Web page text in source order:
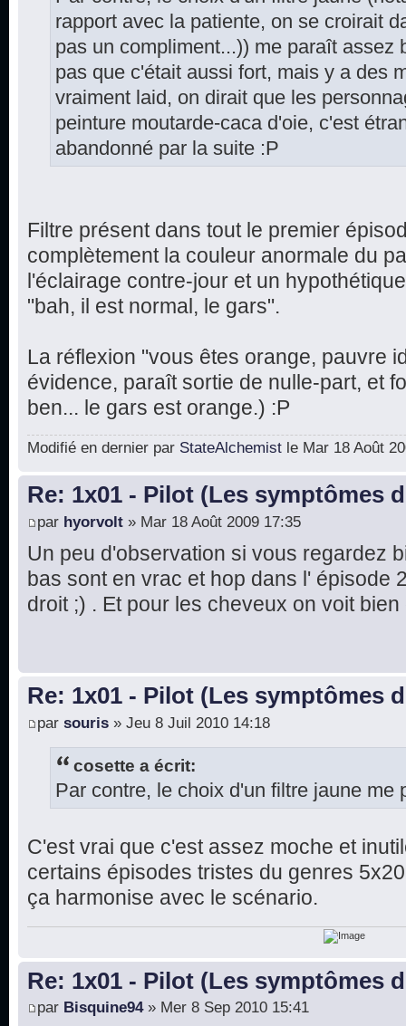
rapport avec la patiente, on se croirait
pas un compliment...)) me paraît assez
pas que c'était aussi fort, mais y a des
vraiment laid, on dirait que les
peinture moutarde-caca d'oie, c'est
abandonné par la suite :P
Filtre présent dans tout le premier
complètement la couleur anormale du
l'éclairage contre-jour et un
"bah, il est normal, le gars".
La réflexion "vous êtes orange, pauvre
évidence, paraît sortie de nulle-part, et
ben... le gars est orange.) :P
Modifié en dernier par StateAlchemist le Mar 18 Août
Re: 1x01 - Pilot (Les symptômes
par hyorvolt » Mar 18 Août 2009 17:35
Un peu d'observation si vous regardez
bas sont en vrac et hop dans l' épisode
droit ;) . Et pour les cheveux on voit
Re: 1x01 - Pilot (Les symptômes
par souris » Jeu 8 Juil 2010 14:18
cosette a écrit:
Par contre, le choix d'un filtre jaune me
C'est vrai que c'est assez moche et
certains épisodes tristes du genres
ça harmonise avec le scénario.
Re: 1x01 - Pilot (Les symptômes
par Bisquine94» Mer 8 Sep 2010 15:41